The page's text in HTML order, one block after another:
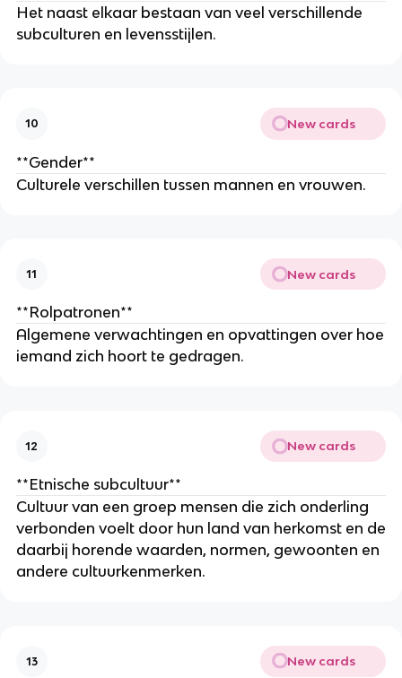
Het naast elkaar bestaan van veel verschillende
subculturen en levensstijlen.
10 New cards
**Gender**
Culturele verschillen tussen mannen en vrouwen.
11 New cards
**Rolpatronen**
Algemene verwachtingen en opvattingen over hoe
iemand zich hoort te gedragen.
12 New cards
**Etnische subcultuur**
Cultuur van een groep mensen die zich onderling
verbonden voelt door hun land van herkomst en de
daarbij horende waarden, normen, gewoonten en
andere cultuurkenmerken.
13 New cards